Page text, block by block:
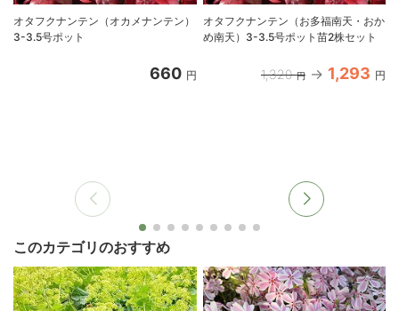
オタフクナンテン（オカメナンテン）
3-3.5号ポット
660 円
オタフクナンテン（お多福南天・おか
め南天）3-3.5号ポット苗2株セット
1,320 円 1,293 円
このカテゴリのおすすめ